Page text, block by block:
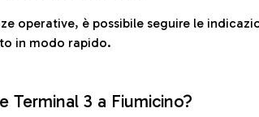
operative, è possibile seguire le
in modo rapido.
Terminal 3 a Fiumicino?